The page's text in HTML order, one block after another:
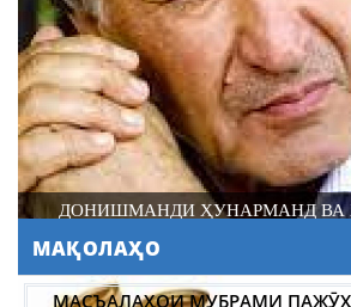
4-уми декабр- зодрӯзи
шоири абадзинда Абулқосим
Лоҳутӣ
АБУЛҚОСИМ ЛОҲУТӢ /
ABULQOSIM LOHUTY/
ДОНИШМАНДИ ҲУНАРМАНД ВА
МАҚОЛАҲО
МАСЪАЛАҲОИ МУБРАМИ